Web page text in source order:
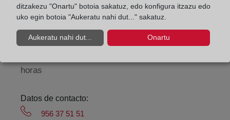
Horario:
De lunes a viernes de 09:00 a 17:00 horas
Agosto: De lunes a viernes de 09:00 a 14:00 horas
horas
Datos de contacto:
956 37 51 51
ditzakezu "Onartu" botoia sakatuz, edo konfigura itzazu edo
uko egin botoia "Aukeratu nahi dut..." sakatuz.
Aukeratu nahi dut... Onartu